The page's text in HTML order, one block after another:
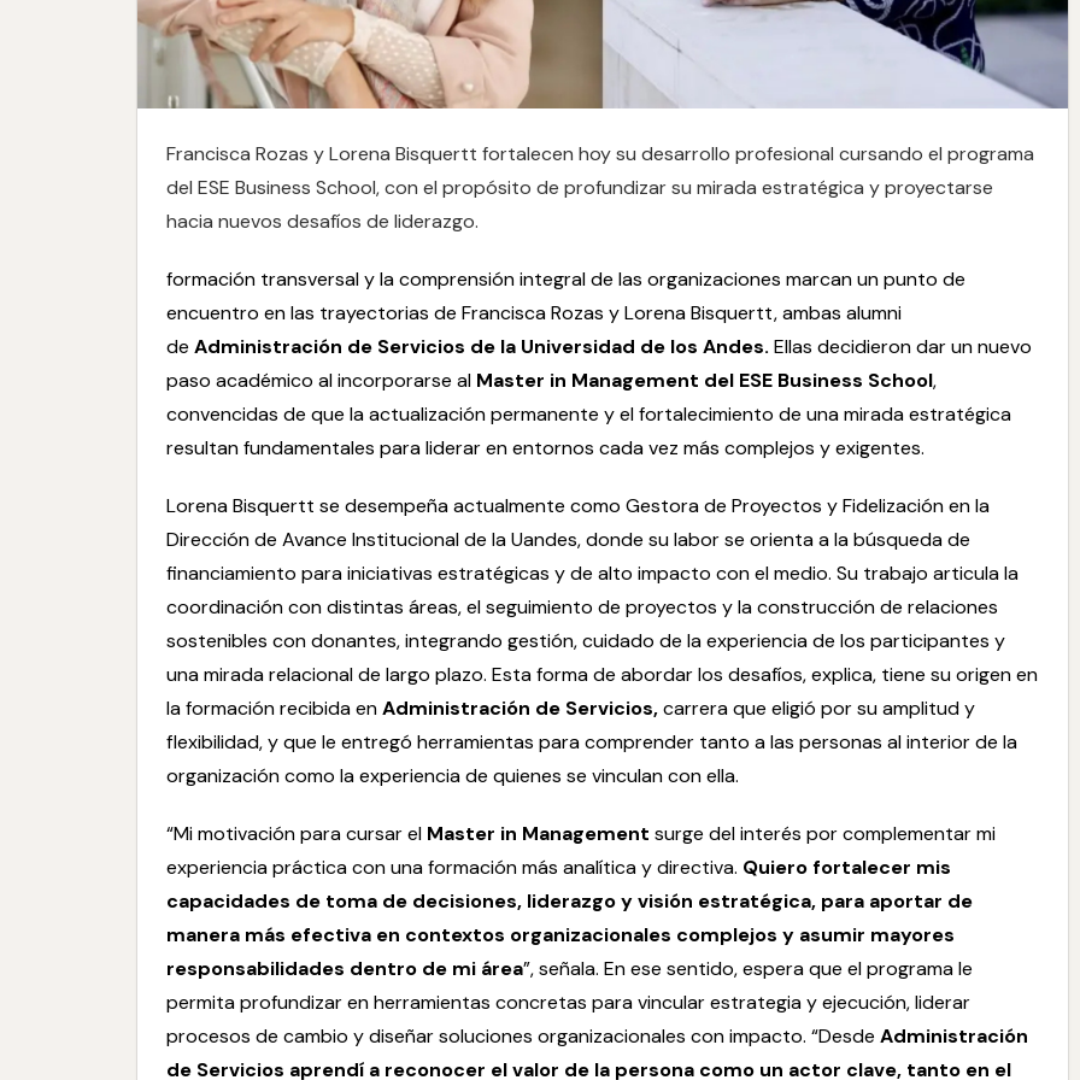
Francisca Rozas y Lorena Bisquertt fortalecen hoy su desarrollo profesional cursando el programa
del ESE Business School, con el propósito de profundizar su mirada estratégica y proyectarse
hacia nuevos desafíos de liderazgo.
formación transversal y la comprensión integral de las organizaciones marcan un punto de
encuentro en las trayectorias de Francisca Rozas y Lorena Bisquertt, ambas alumni
de Administración de Servicios de la Universidad de los Andes. Ellas decidieron dar un nuevo
paso académico al incorporarse al Master in Management del ESE Business School,
convencidas de que la actualización permanente y el fortalecimiento de una mirada estratégica
resultan fundamentales para liderar en entornos cada vez más complejos y exigentes.
Lorena Bisquertt se desempeña actualmente como Gestora de Proyectos y Fidelización en la
Dirección de Avance Institucional de la Uandes, donde su labor se orienta a la búsqueda de
financiamiento para iniciativas estratégicas y de alto impacto con el medio. Su trabajo articula la
coordinación con distintas áreas, el seguimiento de proyectos y la construcción de relaciones
sostenibles con donantes, integrando gestión, cuidado de la experiencia de los participantes y
una mirada relacional de largo plazo. Esta forma de abordar los desafíos, explica, tiene su origen en
la formación recibida enAdministración de Servicios,carrera que eligió por su amplitud y
flexibilidad, y que le entregó herramientas para comprender tanto a las personas al interior de la
organización como la experiencia de quienes se vinculan con ella.
“Mi motivación para cursar el Master in Management surge del interés por complementar mi
experiencia práctica con una formación más analítica y directiva. Quiero fortalecer mis
capacidades de toma de decisiones, liderazgo y visión estratégica, para aportar de
manera más efectiva en contextos organizacionales complejos y asumir mayores
responsabilidades dentro de mi área”, señala. En ese sentido, espera que el programa le
permita profundizar en herramientas concretas para vincular estrategia y ejecución, liderar
procesos de cambio y diseñar soluciones organizacionales con impacto. “Desde Administración
de Servicios aprendí a reconocer el valor de la persona como un actor clave, tanto en el